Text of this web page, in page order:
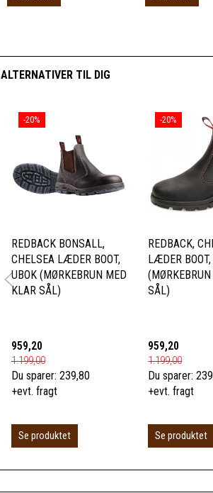
ALTERNATIVER TIL DIG
-20%
REDBACK BONSALL,
CHELSEA LÆDER BOOT,
UBOK (MØRKEBRUN MED
KLAR SÅL)
959,20
1.199,00
Du sparer: 239,80
+evt. fragt
Se produktet
-20%
REDBACK,
LÆDER
SÅL)
959,20
1.199,00
Du sparer:
+evt. fragt
Se produktet